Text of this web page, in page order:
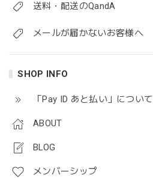
送料・配送のQandA
メールが届かないお客様へ
SHOP INFO
「Pay ID あと払い」について
ABOUT
BLOG
メンバーシップ